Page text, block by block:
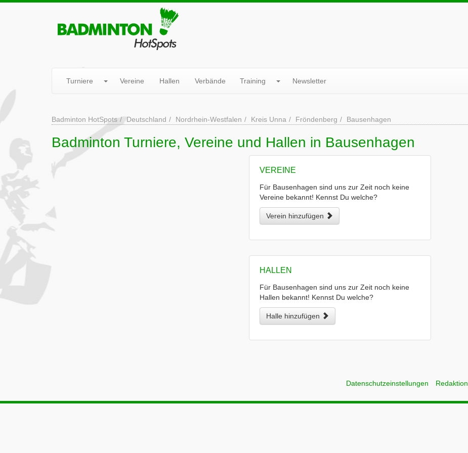
Turniere Vereine Hallen Verbände Training Newsletter
Badminton HotSpots Deutschland Nordrhein-Westfalen Kreis Unna Fröndenberg Bausenhagen
Badminton Turniere, Vereine und Hallen in Bausenhagen
VEREINE
Für Bausenhagen sind uns zur Zeit noch keine
Vereine bekannt! Kennst Du welche?
Verein hinzufügen
HALLEN
Für Bausenhagen sind uns zur Zeit noch keine
Hallen bekannt! Kennst Du welche?
Halle hinzufügen
Datenschutzeinstellungen Redaktion